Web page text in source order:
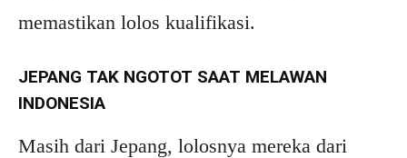
memastikan lolos kualifikasi.
JEPANG TAK NGOTOT SAAT MELAWAN
INDONESIA
Masih dari Jepang, lolosnya mereka dari